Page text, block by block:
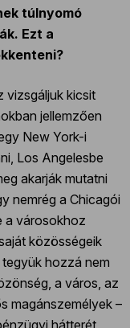
túlnyomó
Ezt a
vizsgáljuk kicsit
jellemzően
New York-i
Los Angelesbe
akarják mutatni
nemrég a Chicagói
a városokhoz
közösségeik
hozzá nem
a város, az
magánszemélyek –
hátterét.